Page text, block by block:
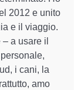
2012 e unito
e il viaggio.
a usare il
i cani, la
amo